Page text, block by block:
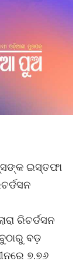
ଇସ୍ତଫା
ରିଚର୍ଡସନ
ବଡ଼
୭.୭୬